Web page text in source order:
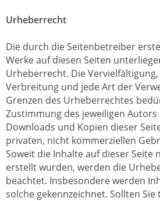
Urheberrecht
Die durch die Seitenbetreiber
Werke auf diesen Seiten
Urheberrecht. Die
Verbreitung und jede Art der
Grenzen des Urheberrechtes
Zustimmung des jeweiligen Autors
Downloads und Kopien dieser
privaten, nicht kommerziellen
Soweit die Inhalte auf dieser Seite
erstellt wurden, werden die
beachtet. Insbesondere werden
solche gekennzeichnet. Sollten